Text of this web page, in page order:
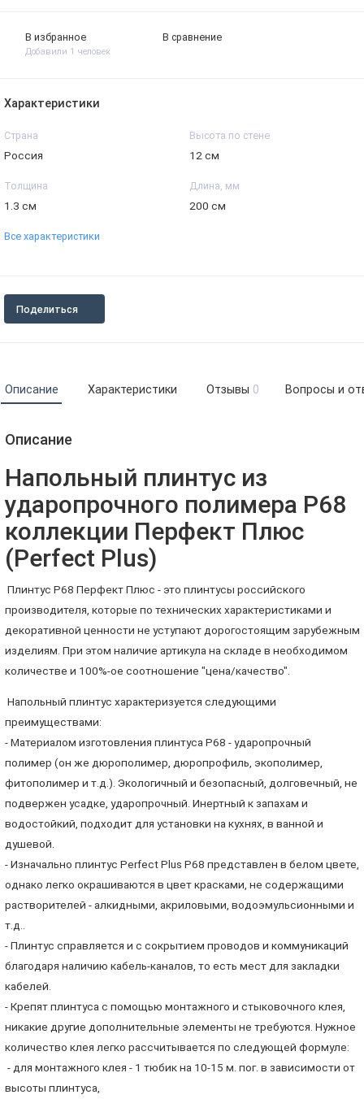
В избранное
Добавили 1 человек
В сравнение
Характеристики
Страна
Россия
Высота по стене
12 см
Толщина
1.3 см
Длина, мм
200 см
Все характеристики
Поделиться
Описание Характеристики Отзывы 0 Вопросы и
Описание
Напольный плинтус из
ударопрочного полимера P68
коллекции Перфект Плюс
(Perfect Plus)
Плинтус P68 Перфект Плюс - это плинтусы российского
производителя, которые по технических характеристиками и
декоративной ценности не уступают дорогостоящим зарубежным
изделиям. При этом наличие артикула на складе в необходимом
количестве и 100%-ое соотношение "цена/качество".
Напольный плинтус характеризуется следующими
преимуществами:
- Материалом изготовления плинтуса P68 - ударопрочный
полимер (он же дюрополимер, дюропрофиль, экополимер,
фитополимер и т.д.). Экологичный и безопасный, долговечный, не
подвержен усадке, ударопрочный. Инертный к запахам и
водостойкий, подходит для установки на кухнях, в ванной и
душевой.
- Изначально плинтус Perfect Plus P68 представлен в белом цвете,
однако легко окрашиваются в цвет красками, не содержащими
растворителей - алкидными, акриловыми, водоэмульсионными и
т.д..
- Плинтус справляется и с сокрытием проводов и коммуникаций
благодаря наличию кабель-каналов, то есть мест для закладки
кабелей.
- Крепят плинтуса с помощью монтажного и стыковочного клея,
никакие другие дополнительные элементы не требуются. Нужное
количество клея легко рассчитывается по следующей формуле:
- для монтажного клея - 1 тюбик на 10-15 м. пог. в зависимости от
высоты плинтуса,